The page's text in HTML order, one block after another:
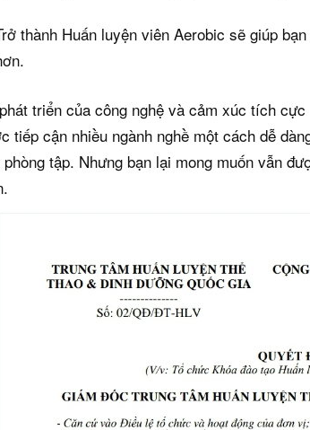
thành Huấn luyện viên Aerobic sẽ giúp
triển của công nghệ và cảm xúc tích
tiếp cận nhiều ngành nghề một cách dễ
phòng tập. Nhưng bạn lại mong muốn vẫn